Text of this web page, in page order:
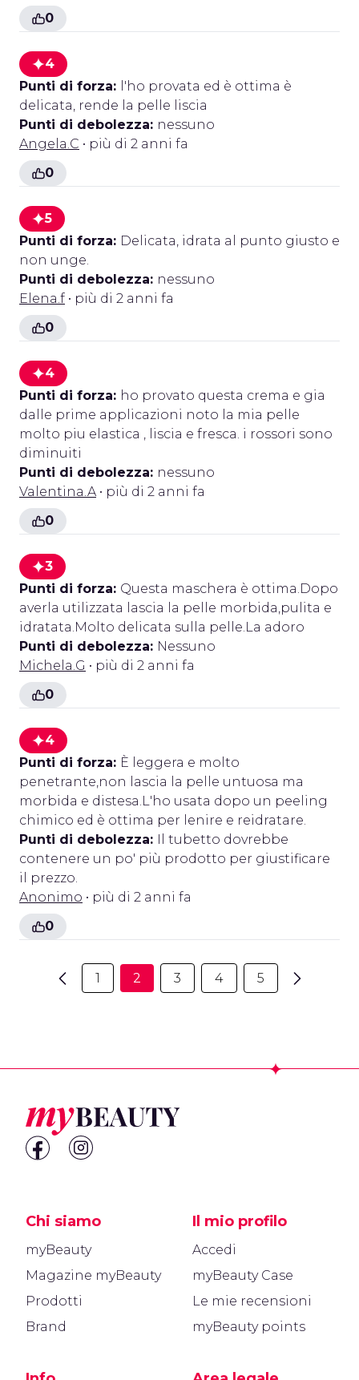
0
4
Punti di forza: l'ho provata ed è ottima è
delicata, rende la pelle liscia
Punti di debolezza: nessuno
Angela.C • più di 2 anni fa
0
5
Punti di forza: Delicata, idrata al punto giusto e
non unge.
Punti di debolezza: nessuno
Elena.f • più di 2 anni fa
0
4
Punti di forza: ho provato questa crema e gia
dalle prime applicazioni noto la mia pelle
molto piu elastica , liscia e fresca. i rossori sono
diminuiti
Punti di debolezza: nessuno
Valentina.A • più di 2 anni fa
0
3
Punti di forza: Questa maschera è ottima.Dopo
averla utilizzata lascia la pelle morbida,pulita e
idratata.Molto delicata sulla pelle.La adoro
Punti di debolezza: Nessuno
Michela.G • più di 2 anni fa
0
4
Punti di forza: È leggera e molto
penetrante,non lascia la pelle untuosa ma
morbida e distesa.L'ho usata dopo un peeling
chimico ed è ottima per lenire e reidratare.
Punti di debolezza: Il tubetto dovrebbe
contenere un po' più prodotto per giustificare
il prezzo.
Anonimo • più di 2 anni fa
0
1 2 3 4 5
Chi siamo
myBeauty
Magazine myBeauty
Prodotti
Brand
Il mio profilo
Accedi
myBeauty Case
Le mie recensioni
myBeauty points